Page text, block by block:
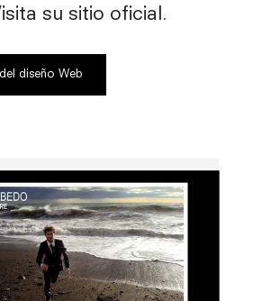
su sitio oficial.
diseño Web